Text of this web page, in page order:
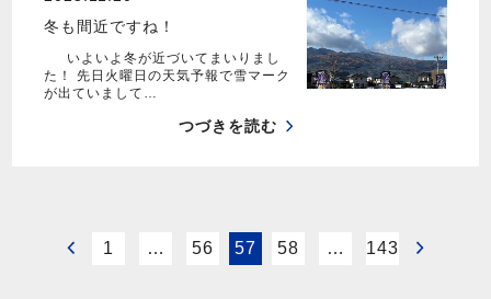
冬も間近ですね！
いよいよ冬が近づいてまいりまし
た！ 先日火曜日の天気予報で雪マーク
が出ていまして…
つづきを読む
1 … 56 57 58 … 143